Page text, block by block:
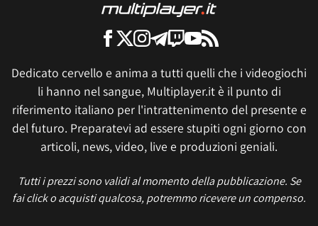
Dedicato cervello e anima a tutti quelli che i videogiochi
li hanno nel sangue, Multiplayer.it è il punto di
riferimento italiano per l'intrattenimento del presente e
del futuro. Preparatevi ad essere stupiti ogni giorno con
articoli, news, video, live e produzioni geniali.
Tutti i prezzi sono validi al momento della pubblicazione. Se
fai click o acquisti qualcosa, potremmo ricevere un compenso.